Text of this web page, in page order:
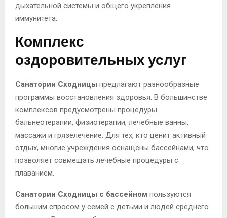
дыхательной системы и общего укрепления
иммунитета.
Комплекс
оздоровительных услуг
Санатории Сходницы предлагают разнообразные
программы восстановления здоровья. В большинстве
комплексов предусмотрены процедуры
бальнеотерапии, физиотерапии, лечебные ванны,
массажи и грязелечение. Для тех, кто ценит активный
отдых, многие учреждения оснащены бассейнами, что
позволяет совмещать лечебные процедуры с
плаванием.
Санатории Сходницы с бассейном пользуются
большим спросом у семей с детьми и людей среднего